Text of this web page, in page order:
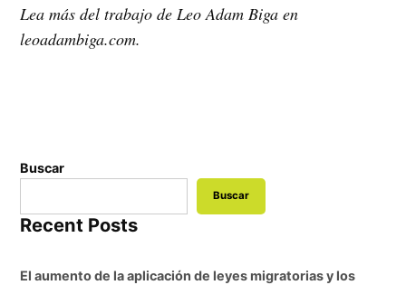
Lea más del trabajo de Leo Adam Biga en
leoadambiga.com.
Buscar
Buscar
Recent Posts
El aumento de la aplicación de leyes migratorias y los